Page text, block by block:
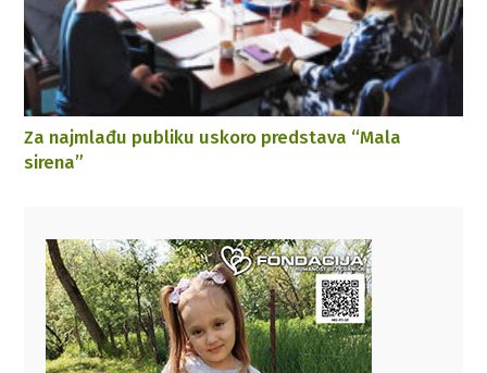
Za najmlađu publiku uskoro predstava “Mala
sirena”